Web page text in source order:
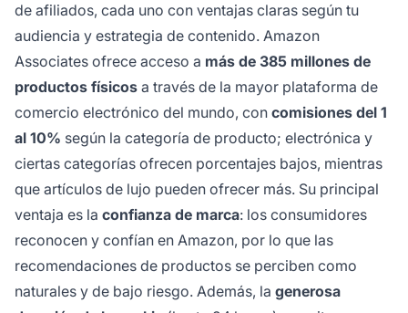
de afiliados, cada uno con ventajas claras según tu
audiencia y estrategia de contenido. Amazon
Associates ofrece acceso a más de 385 millones de
productos físicos a través de la mayor plataforma de
comercio electrónico del mundo, con comisiones del 1
al 10% según la categoría de producto; electrónica y
ciertas categorías ofrecen porcentajes bajos, mientras
que artículos de lujo pueden ofrecer más. Su principal
ventaja es la confianza de marca: los consumidores
reconocen y confían en Amazon, por lo que las
recomendaciones de productos se perciben como
naturales y de bajo riesgo. Además, la generosa